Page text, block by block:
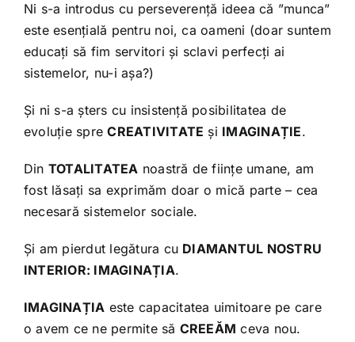
Ni s-a introdus cu perseverență ideea că ”munca”
este esențială pentru noi, ca oameni (doar suntem
educați să fim servitori și sclavi perfecți ai
sistemelor, nu-i așa?)
Și ni s-a șters cu insistență posibilitatea de
evoluție spreCREATIVITATE și IMAGINAȚIE.
Din TOTALITATEA noastră de ființe umane, am
fost lăsați sa exprimăm doar o mică parte – cea
necesară sistemelor sociale.
Și am pierdut legătura cu DIAMANTUL NOSTRU
INTERIOR: IMAGINAȚIA.
IMAGINAȚIA este capacitatea uimitoare pe care
o avem ce ne permite să CREEĂM ceva nou.